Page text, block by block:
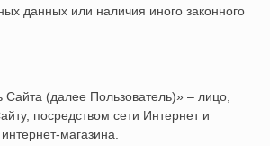
данных или наличия иного законного
Сайта (далее Пользователь)» – лицо,
посредством сети Интернет и
магазина.